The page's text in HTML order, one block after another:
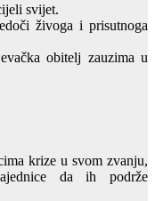
svijet.
živoga i prisutnoga
obitelj zauzima u
krize u svom zvanju,
da ih podrže